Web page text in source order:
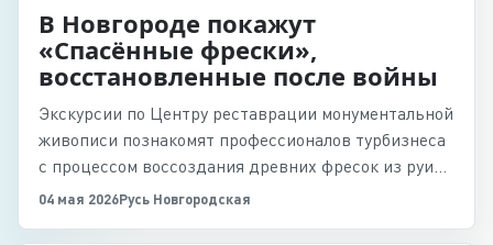
В Новгороде покажут
«Спасённые фрески»,
восстановленные после войны
Экскурсии по Центру реставрации монументальной
живописи познакомят профессионалов турбизнеса
с процессом воссоздания древних фресок из руин
новгородских храмов.
04 мая 2026Русь Новгородская